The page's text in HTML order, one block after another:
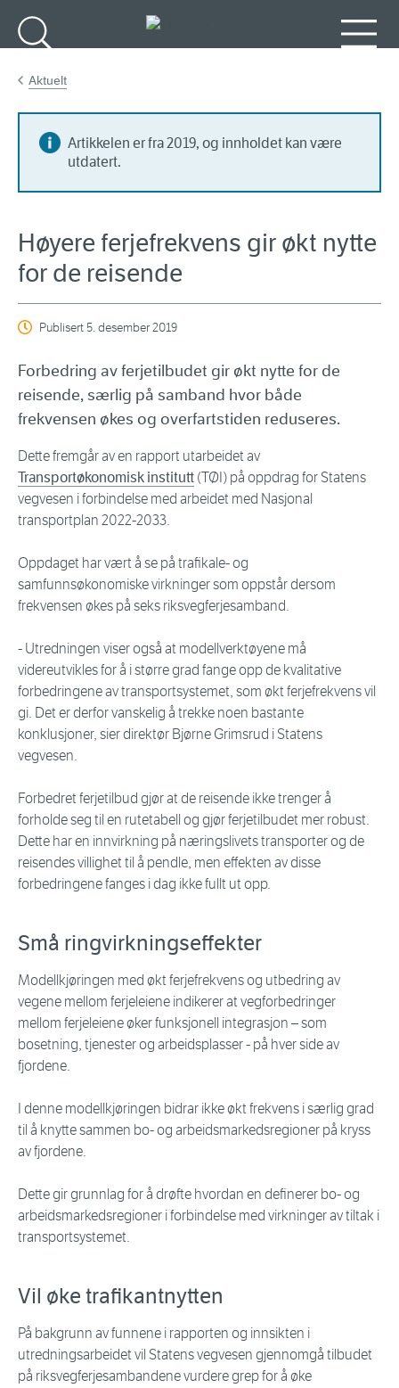
Aktuelt
Artikkelen er fra 2019, og innholdet kan være
utdatert.
Høyere ferjefrekvens gir økt nytte
for de reisende
Publisert5. desember 2019
Forbedring av ferjetilbudet gir økt nytte for de
reisende, særlig på samband hvor både
frekvensen økes og overfartstiden reduseres.
Dette fremgår av en rapport utarbeidet av
Transportøkonomisk institutt (TØI) på oppdrag for Statens
vegvesen i forbindelse med arbeidet med Nasjonal
transportplan 2022-2033.
Oppdaget har vært å se på trafikale- og
samfunnsøkonomiske virkninger som oppstår dersom
frekvensen økes på seks riksvegferjesamband.
- Utredningen viser også at modellverktøyene må
videreutvikles for å i større grad fange opp de kvalitative
forbedringene av transportsystemet, som økt ferjefrekvens vil
gi. Det er derfor vanskelig å trekke noen bastante
konklusjoner, sier direktør Bjørne Grimsrud i Statens
vegvesen.
Forbedret ferjetilbud gjør at de reisende ikke trenger å
forholde seg til en rutetabell og gjør ferjetilbudet mer robust.
Dette har en innvirkning på næringslivets transporter og de
reisendes villighet til å pendle, men effekten av disse
forbedringene fanges i dag ikke fullt ut opp.
Små ringvirkningseffekter
Modellkjøringen med økt ferjefrekvens og utbedring av
vegene mellom ferjeleiene indikerer at vegforbedringer
mellom ferjeleiene øker funksjonell integrasjon – som
bosetning, tjenester og arbeidsplasser - på hver side av
fjordene.
I denne modellkjøringen bidrar ikke økt frekvens i særlig grad
til å knytte sammen bo- og arbeidsmarkedsregioner på kryss
av fjordene.
Dette gir grunnlag for å drøfte hvordan en definerer bo- og
arbeidsmarkedsregioner i forbindelse med virkninger av tiltak i
transportsystemet.
Vil øke trafikantnytten
På bakgrunn av funnene i rapporten og innsikten i
utredningsarbeidet vil Statens vegvesen gjennomgå tilbudet
på riksvegferjesambandene vurdere grep for å øke